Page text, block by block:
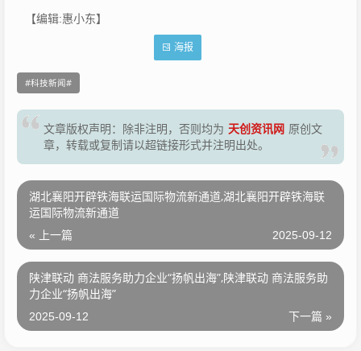
【编辑:惠小东】
海报
科技新闻
文章版权声明：除非注明，否则均为 天创资讯网 原创文
章，转载或复制请以超链接形式并注明出处。
湖北襄阳开辟铁海联运国际物流新通道,湖北襄阳开辟铁海联
运国际物流新通道
« 上一篇 2025-09-12
陕津联动 商法服务助力企业“扬帆出海”,陕津联动 商法服务助
力企业“扬帆出海”
下一篇 »
2025-09-12